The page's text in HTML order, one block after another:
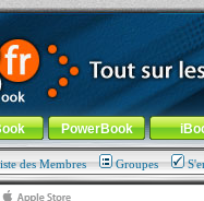
! -Aller au menu de
PowerBook
des Membres Groupes